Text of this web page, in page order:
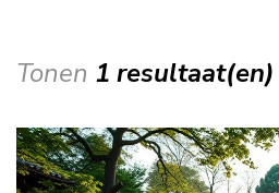
Tonen 1 resultaat(en)